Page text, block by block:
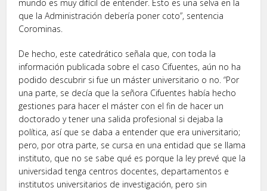
mundo es muy difícil de entender. Esto es una selva en la
que la Administración debería poner coto”, sentencia
Corominas.
De hecho, este catedrático señala que, con toda la
información publicada sobre el caso Cifuentes, aún no ha
podido descubrir si fue un máster universitario o no. “Por
una parte, se decía que la señora Cifuentes había hecho
gestiones para hacer el máster con el fin de hacer un
doctorado y tener una salida profesional si dejaba la
política, así que se daba a entender que era universitario;
pero, por otra parte, se cursa en una entidad que se llama
instituto, que no se sabe qué es porque la ley prevé que la
universidad tenga centros docentes, departamentos e
institutos universitarios de investigación, pero sin